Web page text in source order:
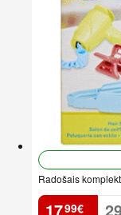
Radošais
17
. 99€ .